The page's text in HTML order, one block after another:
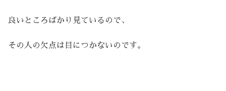
良いところばかり見ているので、
その人の欠点は目につかないのです。